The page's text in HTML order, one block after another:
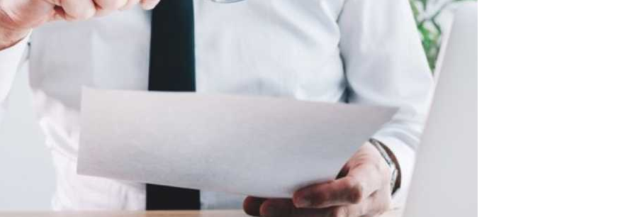
errores
facturación